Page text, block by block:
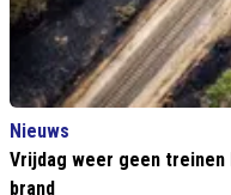
Nieuws
Vrijdag weer geen treinen
brand